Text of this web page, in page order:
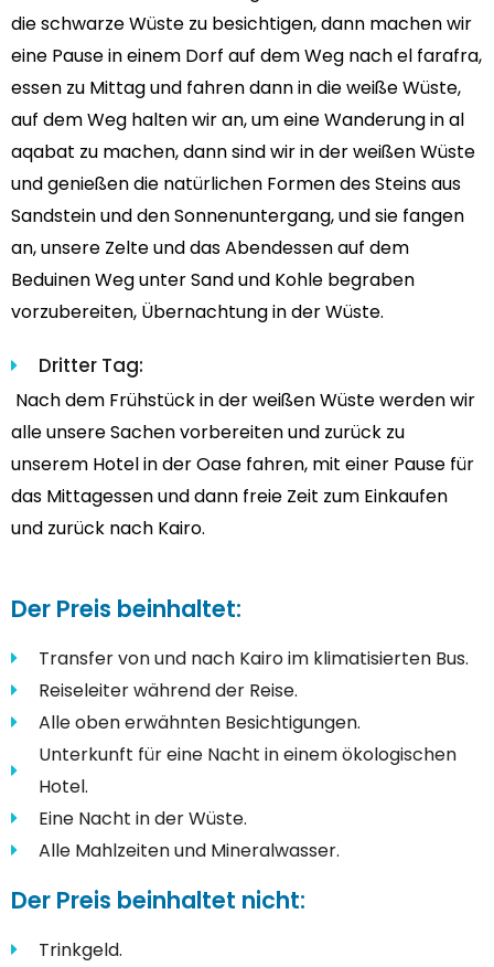
die schwarze Wüste zu besichtigen, dann machen wir
eine Pause in einem Dorf auf dem Weg nach el farafra,
essen zu Mittag und fahren dann in die weiße Wüste,
auf dem Weg halten wir an, um eine Wanderung in al
aqabat zu machen, dann sind wir in der weißen Wüste
und genießen die natürlichen Formen des Steins aus
Sandstein und den Sonnenuntergang, und sie fangen
an, unsere Zelte und das Abendessen auf dem
Beduinen Weg unter Sand und Kohle begraben
vorzubereiten, Übernachtung in der Wüste.
Dritter Tag:
Nach dem Frühstück in der weißen Wüste werden wir
alle unsere Sachen vorbereiten und zurück zu
unserem Hotel in der Oase fahren, mit einer Pause für
das Mittagessen und dann freie Zeit zum Einkaufen
und zurück nach Kairo.
Der Preis beinhaltet:
Transfer von und nach Kairo im klimatisierten Bus.
Reiseleiter während der Reise.
Alle oben erwähnten Besichtigungen.
Unterkunft für eine Nacht in einem ökologischen
Hotel.
Eine Nacht in der Wüste.
Alle Mahlzeiten und Mineralwasser.
Der Preis beinhaltet nicht:
Trinkgeld.